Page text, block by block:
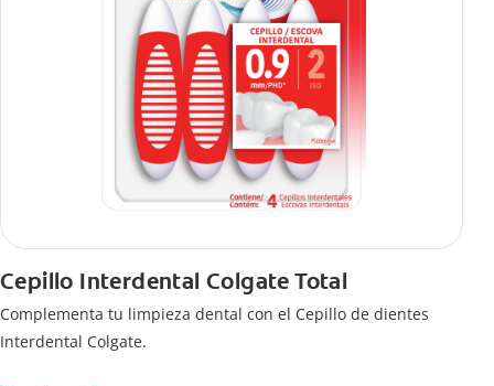
Cepillo Interdental Colgate Total
Complementa tu limpieza dental con el Cepillo de dientes
Interdental Colgate.